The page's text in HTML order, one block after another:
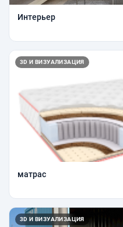
Интерьер
3D И ВИЗУАЛИЗАЦИЯ
матрас
3D И ВИЗУАЛИЗАЦИЯ